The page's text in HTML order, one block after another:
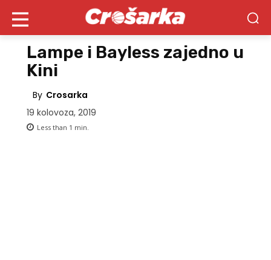
Lampe i Bayless zajedno u
Kini
By Crosarka
19 kolovoza, 2019
Less than 1 min.